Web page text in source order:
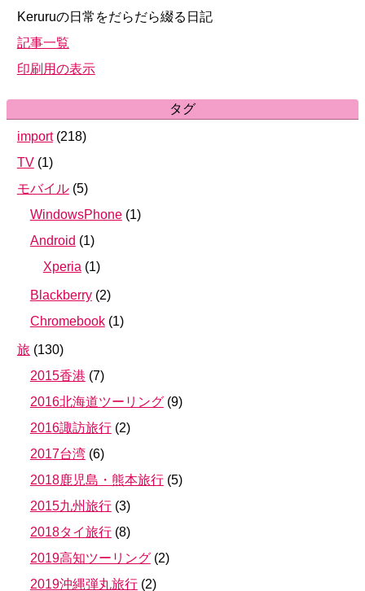
Keruruの日常をだらだら綴る日記
記事一覧
印刷用の表示
タグ
import (218)
TV (1)
モバイル (5)
WindowsPhone (1)
Android (1)
Xperia (1)
Blackberry (2)
Chromebook (1)
旅 (130)
2015香港 (7)
2016北海道ツーリング (9)
2016諏訪旅行 (2)
2017台湾 (6)
2018鹿児島・熊本旅行 (5)
2015九州旅行 (3)
2018タイ旅行 (8)
2019高知ツーリング (2)
2019沖縄弾丸旅行 (2)